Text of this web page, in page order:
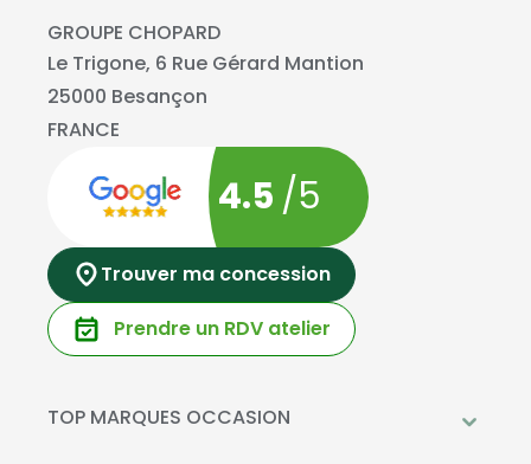
GROUPE CHOPARD
Le Trigone, 6 Rue Gérard Mantion
25000 Besançon
FRANCE
4.5 /5
Trouver ma concession
Prendre un RDV atelier
TOP MARQUES OCCASION